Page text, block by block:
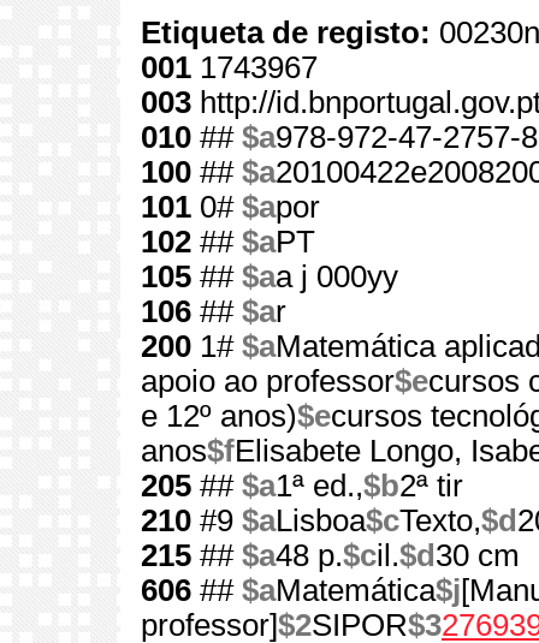
Etiqueta de registo:
001 1743967
003 http://
010 ## $a978-972-47-2757-8
100 ## $a
101 0# $apor
102 ## $aPT
105 ## $aa j 000yy
106 ## $ar
200 1# $aMatemática
apoio ao professor$ecursos
e 12º anos)$ecursos
anos$fElisabete Longo,
205 ## $a1ª ed.,$b2ª tir
210 #9 $aLisboa$cTexto,$d
215 ## $a48 p.$cil.$d 30 cm
606 ## $aMatemática$j
professor]$2SIPOR$3